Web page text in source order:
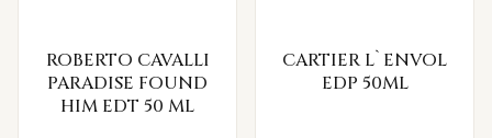
ROBERTO CAVALLI
PARADISE FOUND
HIM EDT 50 ML
CARTIER L`ENVOL
EDP 50ML